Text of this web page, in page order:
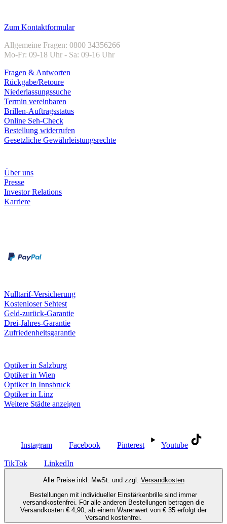
Zum Kontaktformular
Allgemeine Fragen: 0800 34356266
Mo-Fr: 09-18 Uhr - Sa: 09-16 Uhr
Fragen & Antworten
Rückgabe/Retoure
Niederlassungssuche
Termin vereinbaren
Brillen-Auftragsstatus
Online Seh-Check
Bestellung widerrufen
Gesetzliche Gewährleistungsrechte
Über uns
Presse
Investor Relations
Karriere
Nulltarif-Versicherung
Kostenloser Sehtest
Geld-zurück-Garantie
Drei-Jahres-Garantie
Zufriedenheitsgarantie
Optiker in Salzburg
Optiker in Wien
Optiker in Innsbruck
Optiker in Linz
Weitere Städte anzeigen
Instagram Facebook Pinterest Youtube
TikTok LinkedIn
Alle Preise inkl. MwSt. und zzgl. Versandkosten
Bestellungen mit individueller Einstärkenbrille sind immer
versandkostenfrei. Für alle anderen Bestellungen betragen die
Versandkosten € 4,90; ab einem Warenwert von € 35 erfolgt der
Versand kostenfrei.